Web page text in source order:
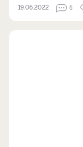
19.06.2022 5